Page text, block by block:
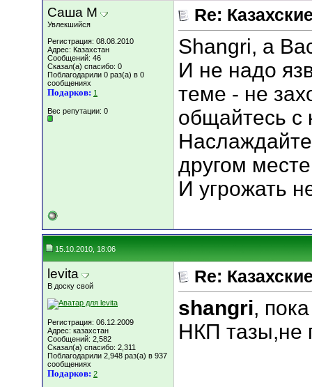
Саша М
Увлекшийся
Регистрация: 08.08.2010
Адрес: Казахстан
Сообщений: 46
Сказал(а) спасибо: 0
Поблагодарили 0 раз(а) в 0
сообщениях
Подарков: 1
Вес репутации: 0
Re:
Shangri, а
И не надо
теме - не
общайтесь с
другом
И угрожать
15.10.2010, 18:06
levita
В доску свой
Регистрация: 06.12.2009
Адрес: казахстан
Сообщений: 2,582
Сказал(а) спасибо: 2,311
Поблагодарили 2,948 раз(а) в 937
сообщениях
Подарков: 2
Re:
shangri,
НКП тазы,не